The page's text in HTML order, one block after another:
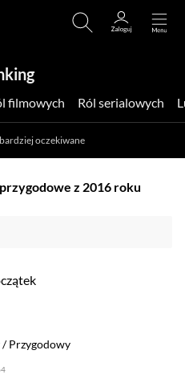
filmowych Ról serialowych
oczekiwane
z 2016 roku
/Przygodowy